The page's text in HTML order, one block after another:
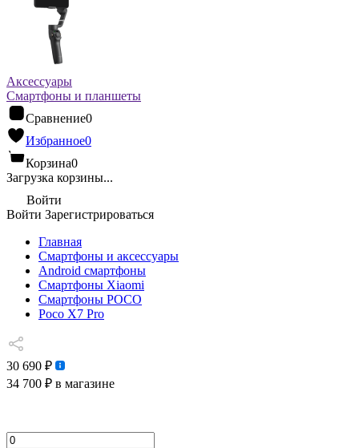
Аксессуары
Смартфоны и планшеты
Сравнение0
Избранное0
Корзина0
Загрузка корзины...
Войти
Войти Зарегистрироваться
Главная
Смартфоны и аксессуары
Android cмартфоны
Смартфоны Xiaomi
Смартфоны POCO
Poco X7 Pro
30 690 ₽
34 700 ₽ в магазине